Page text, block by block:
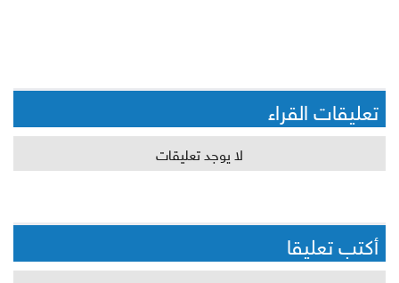
تعليقات القراء
لا يوجد تعليقات
أكتب تعليقا